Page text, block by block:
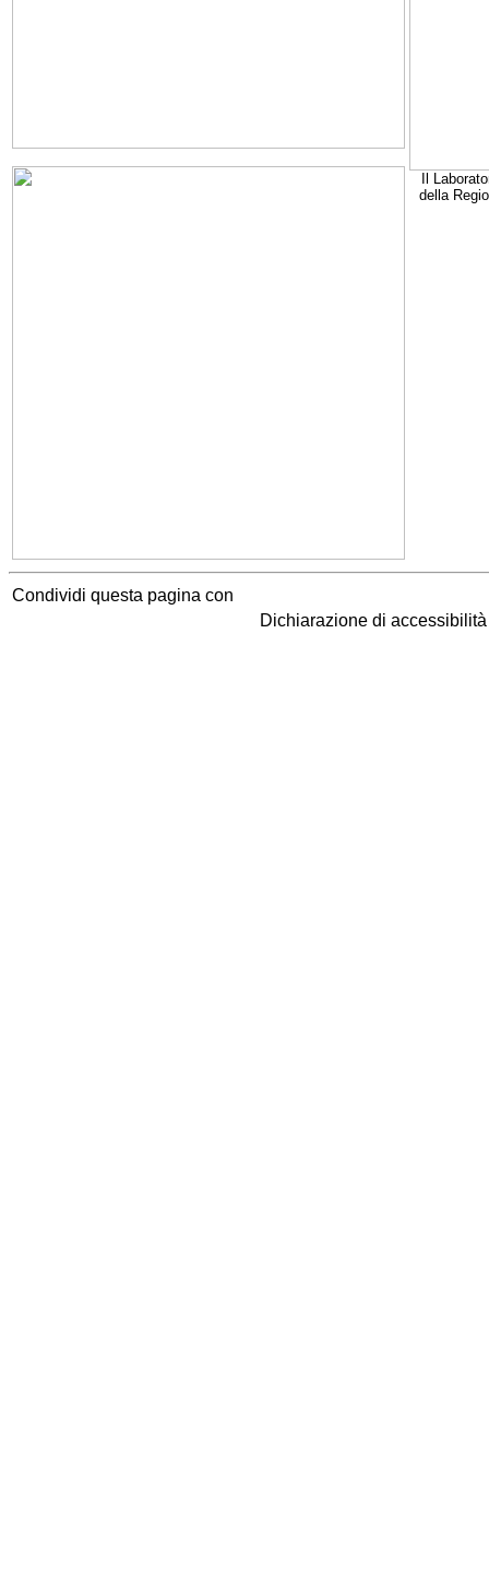
Il
della
Condividi questa pagina con
Dichiarazione di